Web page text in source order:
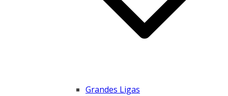
Grandes Ligas